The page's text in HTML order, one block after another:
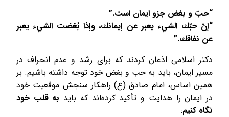
“حبّ و بغض جزو ایمان است.”
“إنّ حبّك الشيء يعبر عن إيمانك، وإذا بُغضت الشيء يعبر
عن نفاقك.”
دکتر اسلامی اذعان کردند که برای رشد و عدم انحراف در
مسیر ایمان، باید به حب و بغض خود توجه داشته باشیم. بر
همین اساس، امام صادق (ع) راهکار سنجش موقعیت خود
در ایمان را هدایت و تأکید کرده‌اند که باید به قلب خود
نگاه کنیم: